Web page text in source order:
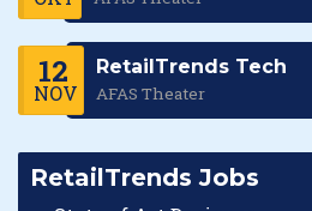
12
NOV
RetailTrends Tech
AFAS Theater
RetailTrends Jobs